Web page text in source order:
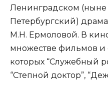
Ленинградском
Петербургский)
М.Н. Ермоловой. В
множестве фильмов и
которых “Служебный
“Степной доктор”,